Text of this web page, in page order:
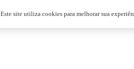
Este site utiliza cookies para melhorar sua